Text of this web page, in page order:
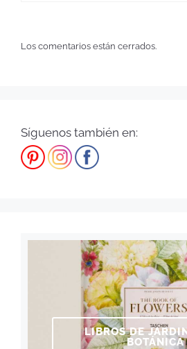
Los comentarios están cerrados.
Síguenos también en:
LIBROS DE
BOTÁNICA